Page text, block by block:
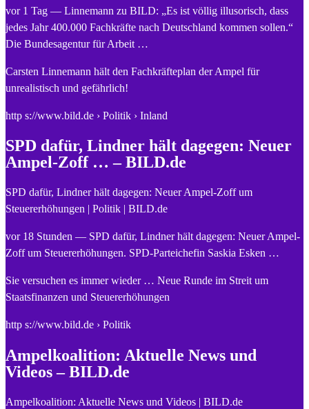
vor 1 Tag — Linnemann zu BILD: „Es ist völlig illusorisch, dass
jedes Jahr 400.000 Fachkräfte nach Deutschland kommen sollen.“
Die Bundesagentur für Arbeit …
Carsten Linnemann hält den Fachkräfteplan der Ampel für
unrealistisch und gefährlich!
http s://www.bild.de › Politik › Inland
SPD dafür, Lindner hält dagegen: Neuer
Ampel-Zoff … – BILD.de
SPD dafür, Lindner hält dagegen: Neuer Ampel-Zoff um
Steuererhöhungen | Politik | BILD.de
vor 18 Stunden — SPD dafür, Lindner hält dagegen: Neuer Ampel-
Zoff um Steuererhöhungen. SPD-Parteichefin Saskia Esken …
Sie versuchen es immer wieder … Neue Runde im Streit um
Staatsfinanzen und Steuererhöhungen
http s://www.bild.de › Politik
Ampelkoalition: Aktuelle News und
Videos – BILD.de
Ampelkoalition: Aktuelle News und Videos | BILD.de